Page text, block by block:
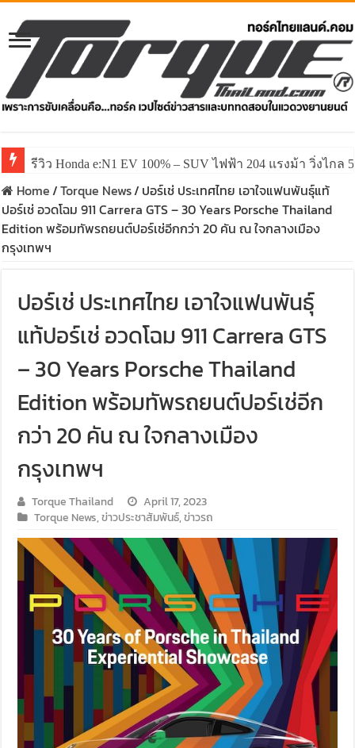
รีวิว Honda e:N1 EV 100% – SUV ไฟฟ้า 204 แรงม้า วิ่งไกล
Home/Torque News/ ปอร์เช่ ประเทศไทย เอาใจแฟนพันธุ์แท้
ปอร์เช่ อวดโฉม 911 Carrera GTS – 30 Years Porsche Thailand
Edition พร้อมทัพรถยนต์ปอร์เช่อีกกว่า 20 คัน ณ ใจกลางเมือง
กรุงเทพฯ
ปอร์เช่ ประเทศไทย เอาใจแฟนพันธุ์
แท้ปอร์เช่ อวดโฉม 911 Carrera GTS
– 30 Years Porsche Thailand
Edition พร้อมทัพรถยนต์ปอร์เช่อีก
กว่า 20 คัน ณ ใจกลางเมือง
กรุงเทพฯ
Torque Thailand
April 17, 2023
Torque News,ข่าวประชาสัมพันธ์,ข่าวรถ